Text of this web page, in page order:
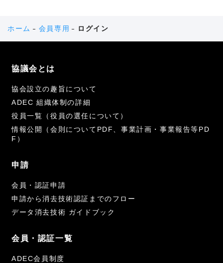
ホーム 会員専用 ログイン
協議会とは
協会設立の趣旨について
ADEC 組織体制の詳細
役員一覧（役員の選任について）
情報公開（会則についてPDF、事業計画・事業報告等PD
F）
申請
会員・認証申請
申請から消去技術認証までのフロー
データ消去技術 ガイドブック
会員・認証一覧
ADEC会員制度